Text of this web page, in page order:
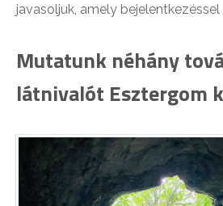
javasoljuk, amely
Mutatunk néhány
látnivalót Esztergom